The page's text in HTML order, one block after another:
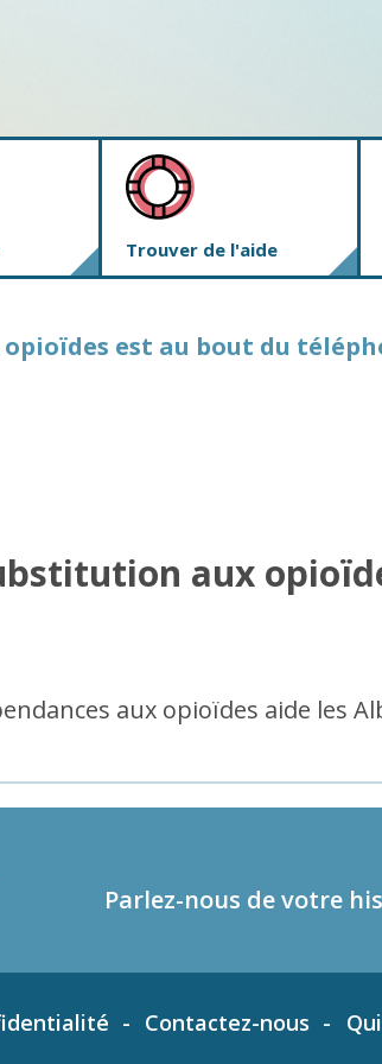
Trouver de l'aide
est au bout du
aux
aux opioïdes aide les
Parlez-nous de votre
Contactez-nous